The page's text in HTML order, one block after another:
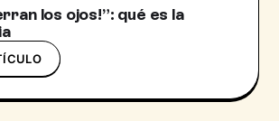
los ojos!”: qué es la